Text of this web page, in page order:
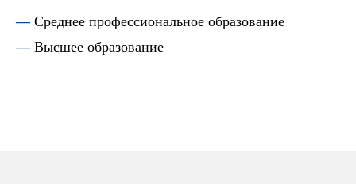
—Среднее профессиональное образование
—Высшее образование